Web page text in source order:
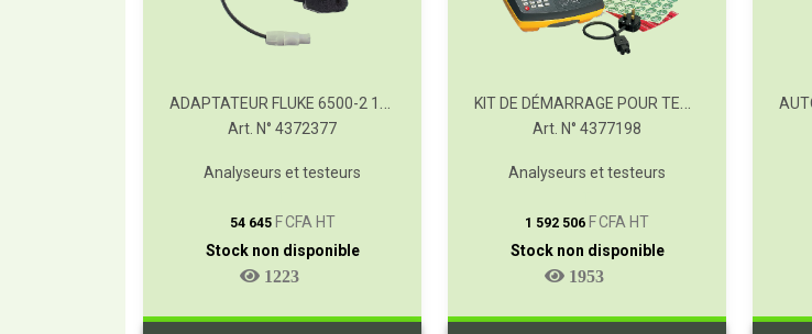
ADAPTATEUR FLUKE 6500-2 110 V
Art. N° 4372377
Analyseurs et testeurs
54 645 F CFA HT
Stock non disponible
1223
KIT DE DÉMARRAGE POUR TESTEUR D'APPAREILS PORTABLES FLUKE 6200-2 UK
Art. N° 4377198
Analyseurs et testeurs
1 592 506 F CFA HT
Stock non disponible
1953